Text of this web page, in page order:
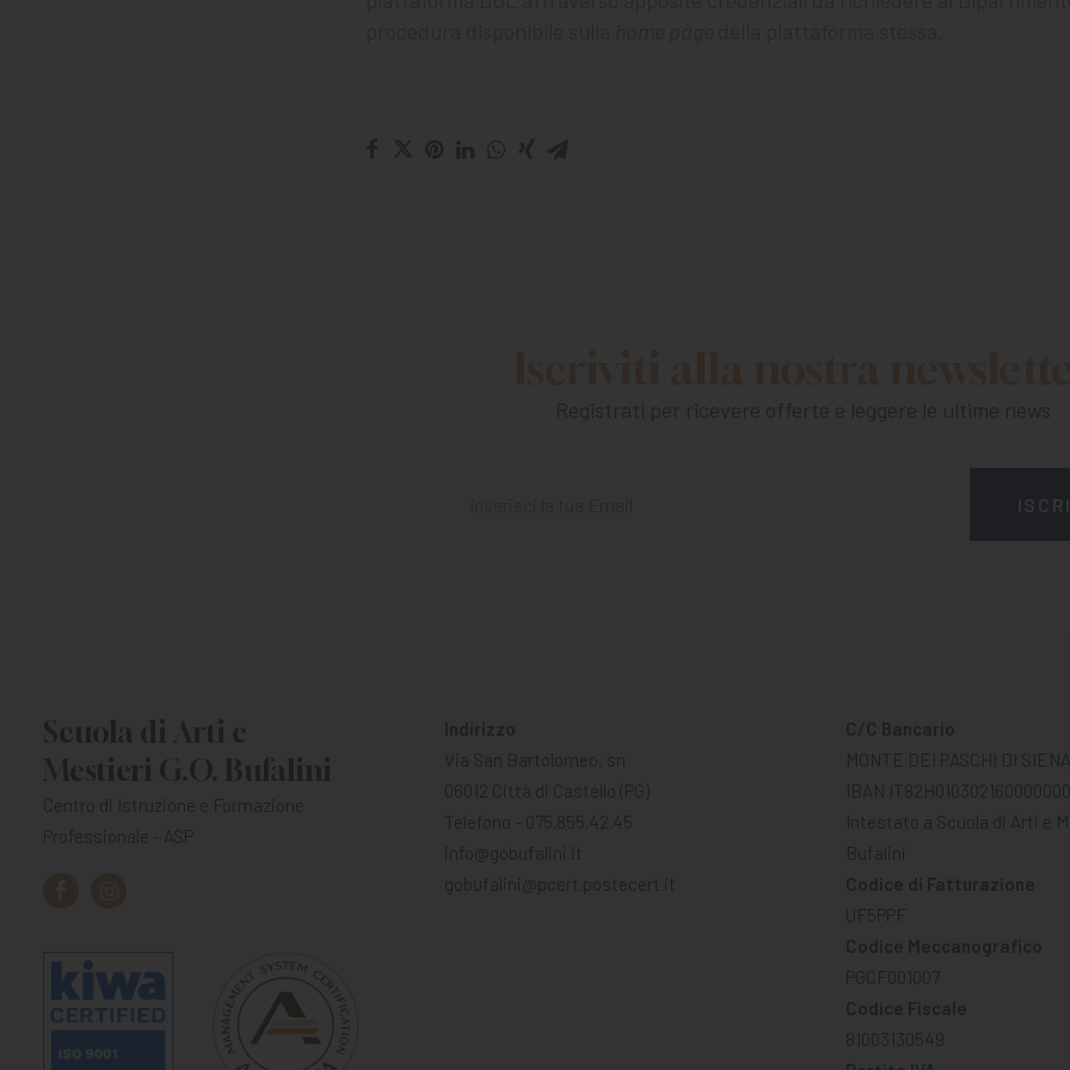
Scuola di Arti e
Mestieri G.O. Bufalini
Centro di Istruzione e Formazione
Professionale - ASP
Indirizzo
Via San Bartolomeo, sn
06012 Città di Castello (PG)
Telefono - 075.855.42.45
info@gobufalini.it
gobufalini@pcert.postecert.it
C/C Bancario
MONTE DEI PASCHI DI SIENA
IBAN
Intestato a Scuola di Arti e
Bufalini
Codice di Fatturazione
UF5PPF
Codice Meccanografico
PGCF001007
Codice Fiscale
81003130549